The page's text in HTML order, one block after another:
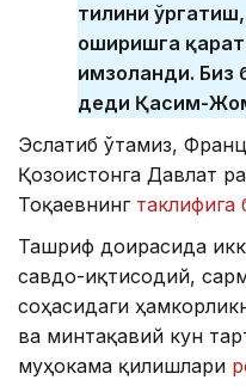
тилини
оширишга
имзоланди. Биз
деди Қасим-
Эслатиб ўтамиз,
Қозоғистонга Давлат
Тоқаевнинг таклифига
Ташриф доирасида
савдо-иқтисодий,
соҳасидаги
ва минтақавий кун
муҳокама қилишлари